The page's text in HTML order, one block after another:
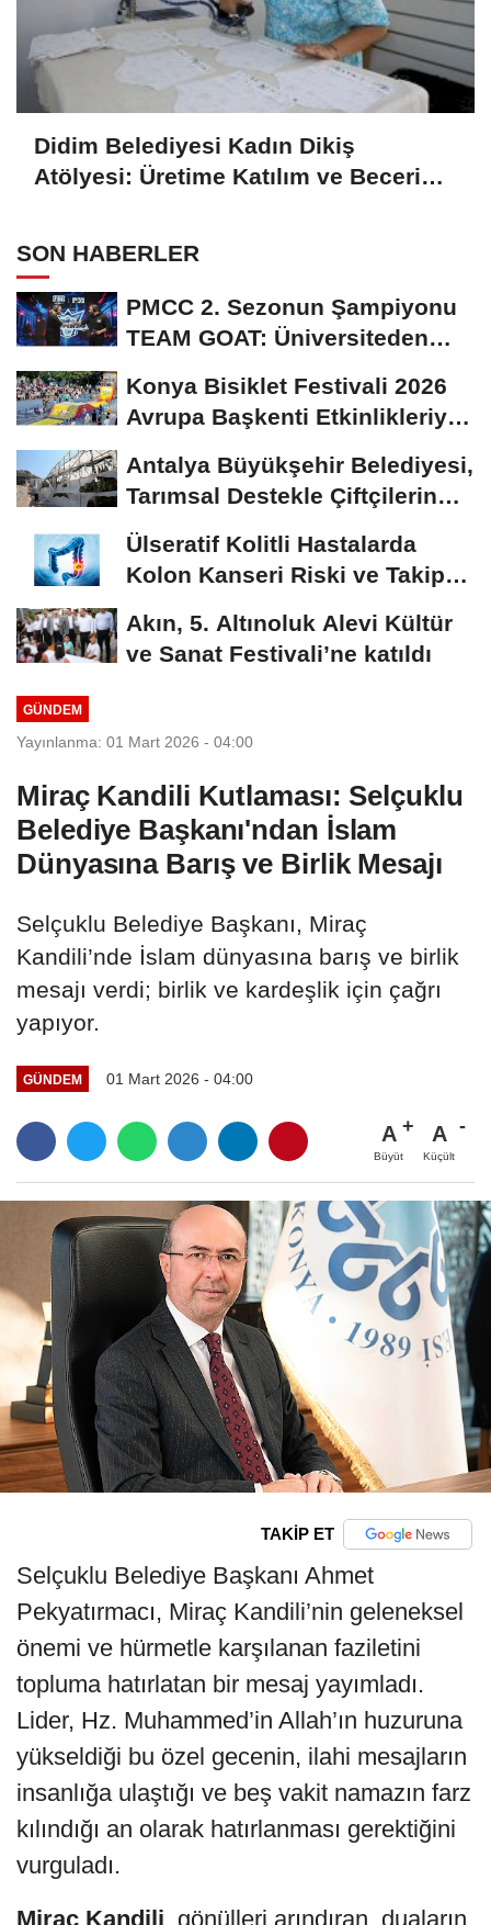
Didim Belediyesi Kadın Dikiş
Atölyesi: Üretime Katılım ve Beceri
SON HABERLER
PMCC 2. Sezonun Şampiyonu
TEAM GOAT: Üniversiteden
Konya Bisiklet Festivali 2026
Avrupa Başkenti Etkinlikleriyle
Antalya Büyükşehir Belediyesi,
Tarımsal Destekle Çiftçilerin
Yanında:...
Ülseratif Kolitli Hastalarda
Kolon Kanseri Riski ve Takip
Akın, 5. Altınoluk Alevi Kültür
ve Sanat Festivali’ne katıldı
GÜNDEM
Yayınlanma: 01 Mart 2026 - 04:00
Miraç Kandili Kutlaması: Selçuklu
Belediye Başkanı'ndan İslam
Dünyasına Barış ve Birlik Mesajı
Selçuklu Belediye Başkanı, Miraç
Kandili’nde İslam dünyasına barış ve birlik
mesajı verdi; birlik ve kardeşlik için çağrı
yapıyor.
GÜNDEM 01 Mart 2026 - 04:00
A
Büyüt
A
Küçült
TAKİP ET
Selçuklu Belediye Başkanı Ahmet
Pekyatırmacı, Miraç Kandili’nin geleneksel
önemi ve hürmetle karşılanan faziletini
topluma hatırlatan bir mesaj yayımladı.
Lider, Hz. Muhammed’in Allah’ın huzuruna
yükseldiği bu özel gecenin, ilahi mesajların
insanlığa ulaştığı ve beş vakit namazın farz
kılındığı an olarak hatırlanması gerektiğini
vurguladı.
Miraç Kandili , gönülleri arındıran, duaların